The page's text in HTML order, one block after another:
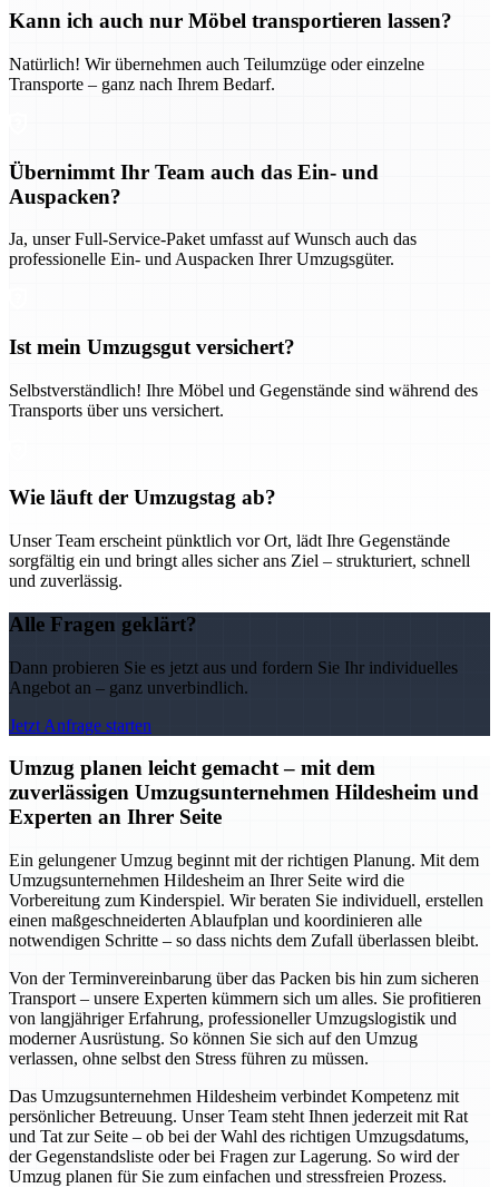
Kann ich auch nur Möbel transportieren lassen?
Natürlich! Wir übernehmen auch Teilumzüge oder einzelne
Transporte – ganz nach Ihrem Bedarf.
Übernimmt Ihr Team auch das Ein- und
Auspacken?
Ja, unser Full-Service-Paket umfasst auf Wunsch auch das
professionelle Ein- und Auspacken Ihrer Umzugsgüter.
Ist mein Umzugsgut versichert?
Selbstverständlich! Ihre Möbel und Gegenstände sind während des
Transports über uns versichert.
Wie läuft der Umzugstag ab?
Unser Team erscheint pünktlich vor Ort, lädt Ihre Gegenstände
sorgfältig ein und bringt alles sicher ans Ziel – strukturiert, schnell
und zuverlässig.
Alle Fragen geklärt?
Dann probieren Sie es jetzt aus und fordern Sie Ihr individuelles
Angebot an – ganz unverbindlich.
Jetzt Anfrage starten
Umzug planen leicht gemacht – mit dem
zuverlässigen Umzugsunternehmen Hildesheim und
Experten an Ihrer Seite
Ein gelungener Umzug beginnt mit der richtigen Planung. Mit dem
Umzugsunternehmen Hildesheim an Ihrer Seite wird die
Vorbereitung zum Kinderspiel. Wir beraten Sie individuell, erstellen
einen maßgeschneiderten Ablaufplan und koordinieren alle
notwendigen Schritte – so dass nichts dem Zufall überlassen bleibt.
Von der Terminvereinbarung über das Packen bis hin zum sicheren
Transport – unsere Experten kümmern sich um alles. Sie profitieren
von langjähriger Erfahrung, professioneller Umzugslogistik und
moderner Ausrüstung. So können Sie sich auf den Umzug
verlassen, ohne selbst den Stress führen zu müssen.
Das Umzugsunternehmen Hildesheim verbindet Kompetenz mit
persönlicher Betreuung. Unser Team steht Ihnen jederzeit mit Rat
und Tat zur Seite – ob bei der Wahl des richtigen Umzugsdatums,
der Gegenstandsliste oder bei Fragen zur Lagerung. So wird der
Umzug planen für Sie zum einfachen und stressfreien Prozess.